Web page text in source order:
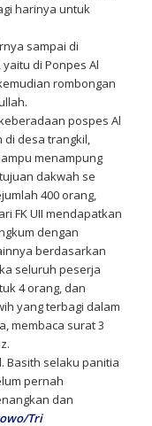
harinya untuk
sampai di
di Ponpes Al
rombongan
pospes Al
di desa trangkil,
menampung
dakwah se
400 orang,
FK UII mendapatkan
dengan
berdasarkan
seluruh peserja
4 orang, dan
yang terbagi dalam
membaca surat 3
Basith selaku panitia
pernah
dan
Tri